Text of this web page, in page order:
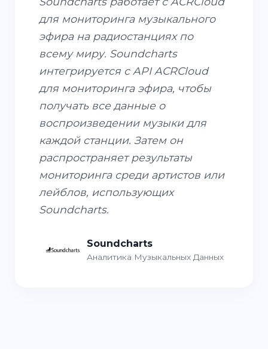
для мониторинга музыкального
эфира на радиостанциях по
всему миру. Soundcharts
интегрируется с API ACRCloud
для мониторинга эфира, чтобы
получать все данные о
воспроизведении музыки для
каждой станции. Затем он
распространяет результаты
мониторинга среди артистов или
лейблов, использующих
Soundcharts.
Soundcharts
Аналитика Музыкальных Данных